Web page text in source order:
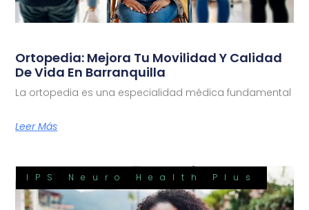
Ortopedia: Mejora Tu Movilidad Y Calidad
De Vida En Barranquilla
La ortopedia es una especialidad médica fundamental
Leer Más
IPS Neuro Health Plus